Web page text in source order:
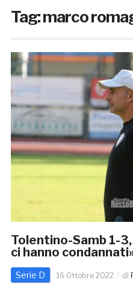
Tag:marco
Tolentino-Samb 1-
ci hanno
Serie D 16 Ottobre 2022 di